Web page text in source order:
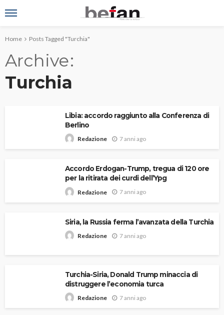
Home Posts Tagged "Turchia"
Archive
Turchia
Libia: accordo raggiunto alla Conferenza di
Berlino
Redazione 7 anni ago
Accordo Erdogan-Trump, tregua di 120 ore
per la ritirata dei curdi dell’Ypg
Redazione 7 anni ago
Siria, la Russia ferma l’avanzata della Turchia
Redazione 7 anni ago
Turchia-Siria, Donald Trump minaccia di
distruggere l’economia turca
Redazione 7 anni ago